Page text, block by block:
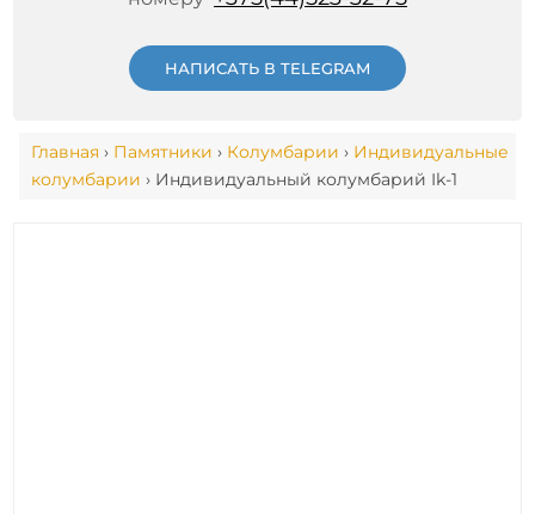
НАПИСАТЬ В TELEGRAM
Главная › Памятники › Колумбарии › Индивидуальные
колумбарии › Индивидуальный колумбарий Ik-1